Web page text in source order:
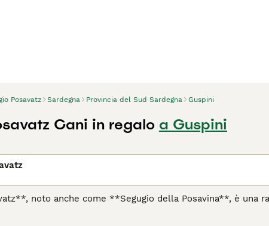
Posavatz Sardegna Provincia del Sud Sardegna Guspini
Cani in regalo a Guspini
noto anche come **Segugio della Posavina**, è una
pendenti che lo aiutano nella ricerca di prede. Il **Segugio